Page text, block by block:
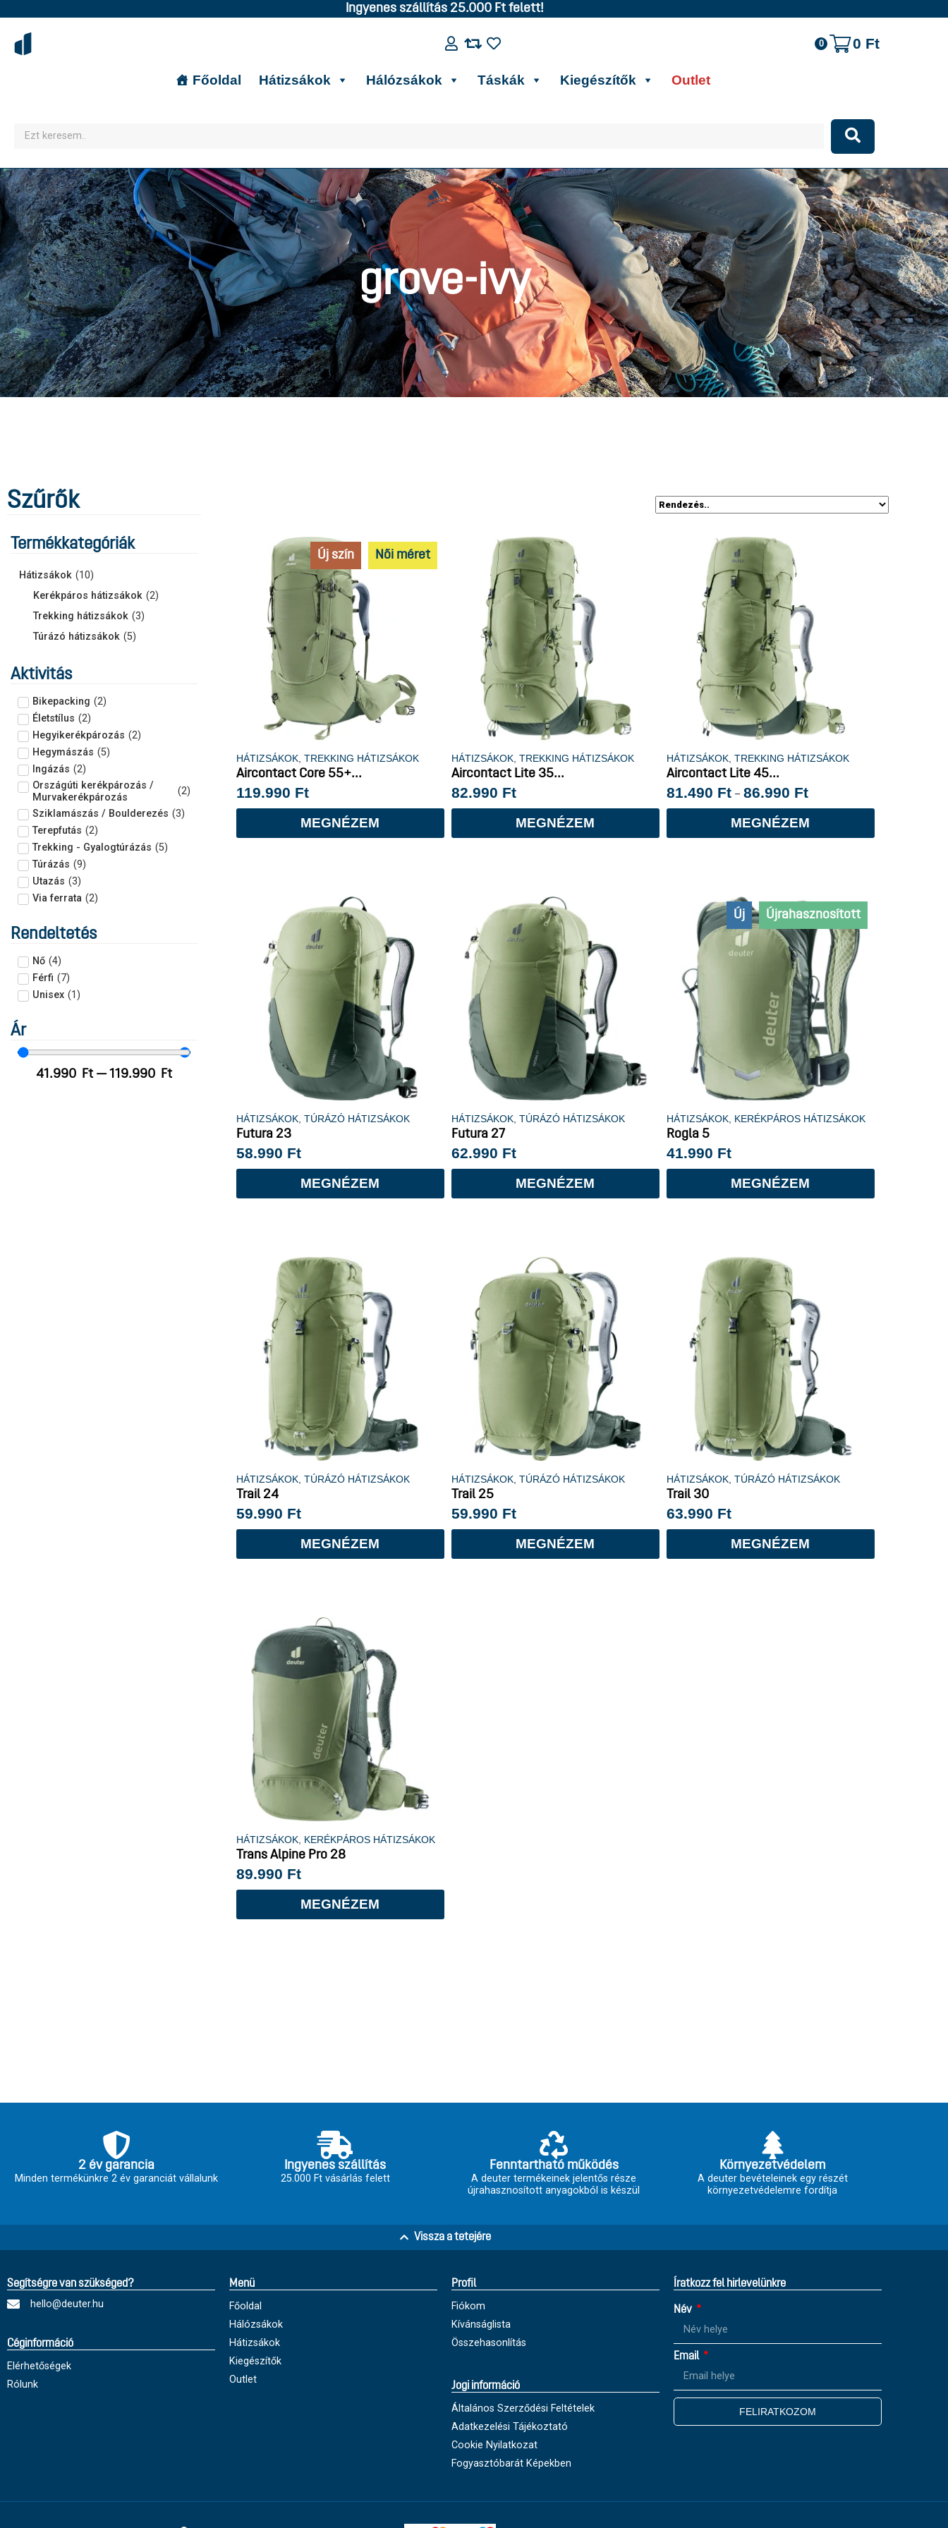
Ingyenes szállítás 25.000 Ft felett!
0 0 Ft
Főoldal Hátizsákok Hálózsákok Táskák Kiegészítők Outlet
grove-ivy
Szűrők
Termékkategóriák
Hátizsákok (10)
Kerékpáros hátizsákok (2)
Trekking hátizsákok (3)
Túrázó hátizsákok (5)
Aktivitás
Bikepacking (2)
Életstílus (2)
Hegyikerékpározás (2)
Hegymászás (5)
Ingázás (2)
Országúti kerékpározás /
Murvakerékpározás
(2)
Sziklamászás / Boulderezés (3)
Terepfutás (2)
Trekking - Gyalogtúrázás (5)
Túrázás (9)
Utazás (3)
Via ferrata (2)
Rendeltetés
Nő (4)
Férfi (7)
Unisex (1)
Ár
41.990 Ft —119.990 Ft
Új szín Női méret
HÁTIZSÁKOK, TREKKING HÁTIZSÁKOK
Aircontact Core 55+...
119.990 Ft
MEGNÉZEM
HÁTIZSÁKOK, TREKKING HÁTIZSÁKOK
Aircontact Lite 35...
82.990 Ft
MEGNÉZEM
HÁTIZSÁKOK, TREKKING HÁTIZSÁKOK
Aircontact Lite 45...
81.490 Ft – 86.990 Ft
MEGNÉZEM
HÁTIZSÁKOK, TÚRÁZÓ HÁTIZSÁKOK
Futura 23
58.990 Ft
MEGNÉZEM
HÁTIZSÁKOK, TÚRÁZÓ HÁTIZSÁKOK
Futura 27
62.990 Ft
MEGNÉZEM
Új Újrahasznosított
HÁTIZSÁKOK, KERÉKPÁROS HÁTIZSÁKOK
Rogla 5
41.990 Ft
MEGNÉZEM
HÁTIZSÁKOK, TÚRÁZÓ HÁTIZSÁKOK
Trail 24
59.990 Ft
MEGNÉZEM
HÁTIZSÁKOK, TÚRÁZÓ HÁTIZSÁKOK
Trail 25
59.990 Ft
MEGNÉZEM
HÁTIZSÁKOK, TÚRÁZÓ HÁTIZSÁKOK
Trail 30
63.990 Ft
MEGNÉZEM
HÁTIZSÁKOK, KERÉKPÁROS HÁTIZSÁKOK
Trans Alpine Pro 28
89.990 Ft
MEGNÉZEM
2 év garancia
Minden termékünkre 2 év garanciát vállalunk
Ingyenes szállítás
25.000 Ft vásárlás felett
Fenntartható működés
A deuter termékeinek jelentős része
újrahasznosított anyagokból is készül
Környezetvédelem
A deuter bevételeinek egy részét
környezetvédelemre fordítja
Vissza a tetejére
Segítségre van szükséged?
hello@deuter.hu
Céginformáció
Elérhetőségek
Rólunk
Menü
Főoldal
Hálózsákok
Hátizsákok
Kiegészítők
Outlet
Profil
Fiókom
Kívánságlista
Összehasonlítás
Jogi információ
Általános Szerződési Feltételek
Adatkezelési Tájékoztató
Cookie Nyilatkozat
Fogyasztóbarát Képekben
Íratkozz fel hirlevelünkre
Név
Email
FELIRATKOZOM